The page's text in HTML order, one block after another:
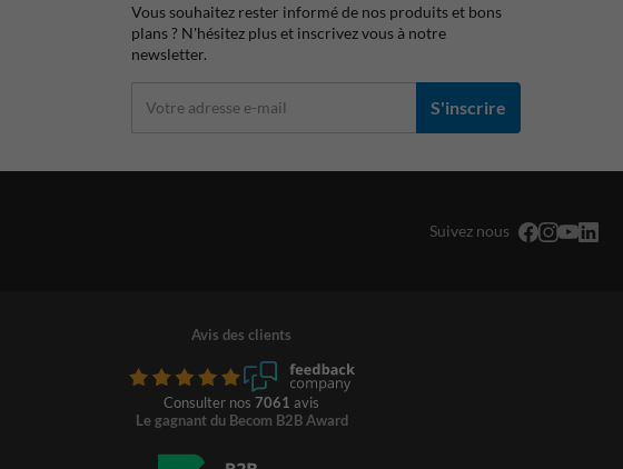
Vous souhaitez rester informé de nos produits et bons
plans ? N'hésitez plus et inscrivez vous à notre
newsletter.
S'inscrire
Suivez nous
Avis des clients
Consulter nos 7061 avis
Le gagnant du Becom B2B Award